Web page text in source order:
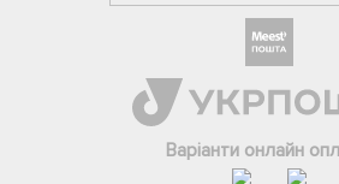
Варіанти онлайн